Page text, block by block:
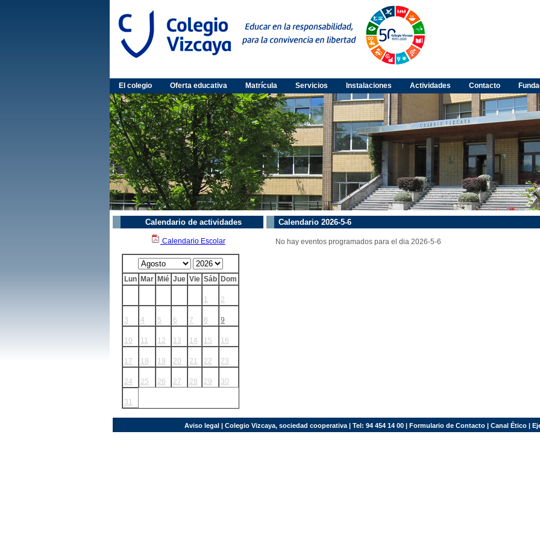
El colegio Oferta educativa Matrícula Servicios Instalaciones Actividades Contacto
Calendario 2026-5-6
No hay eventos programados para el dia 2026-5-6
Calendario de actividades
Calendario Escolar
Lun Mar Mié Jue Vie Sáb Dom
1 2
3 4 5 6 7 8 9
10 11 12 13 14 15 16
17 18 19 20 21 22 23
24 25 26 27 28 29 30
31
Aviso legal| Colegio Vizcaya, sociedad cooperativa | Tel: 94 454 14 00 | Formulario de Contacto| Canal Ético|